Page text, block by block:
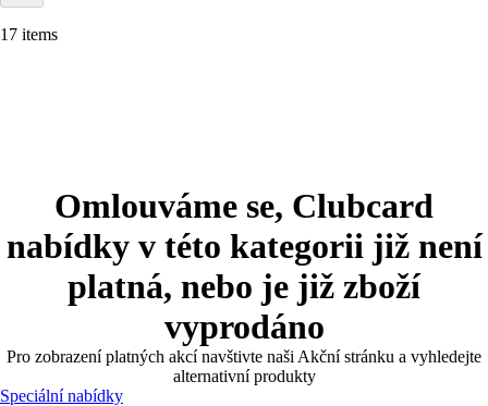
17 items
Omlouváme se, Clubcard
nabídky v této kategorii již není
platná, nebo je již zboží
vyprodáno
Pro zobrazení platných akcí navštivte naši Akční stránku a vyhledejte
alternativní produkty
Speciální nabídky